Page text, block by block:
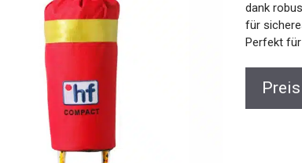
dank
Ideal für
Wasser.